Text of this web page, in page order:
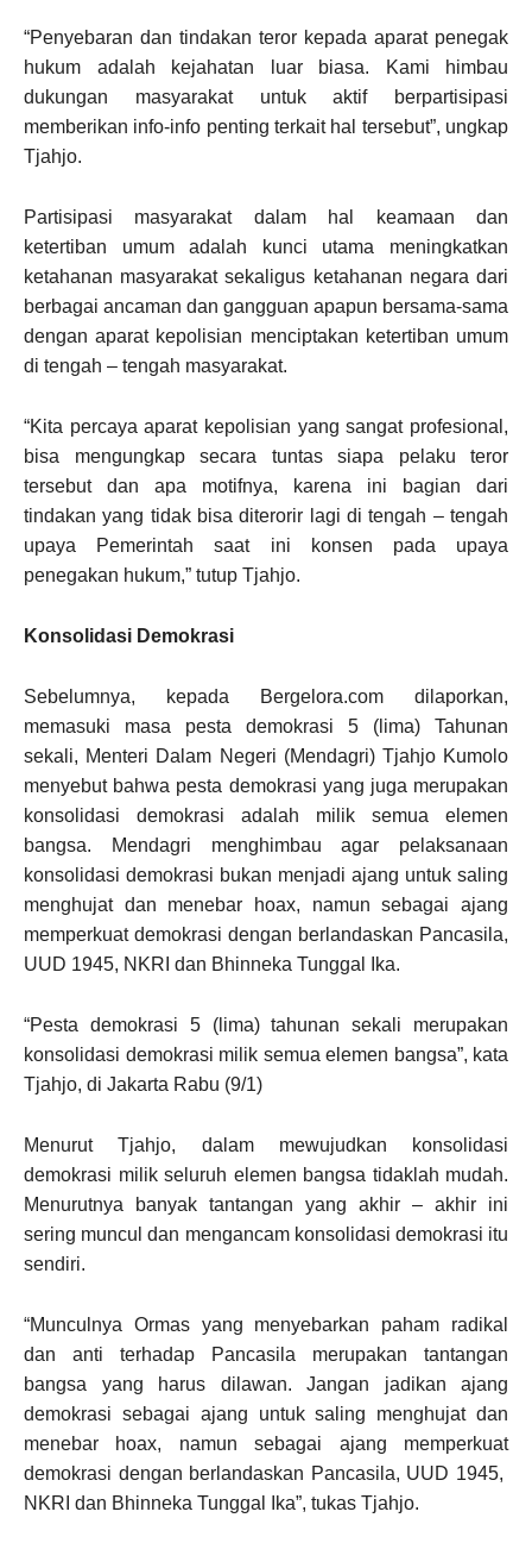
“Penyebaran dan tindakan teror kepada aparat penegak
hukum adalah kejahatan luar biasa. Kami himbau
dukungan masyarakat untuk aktif berpartisipasi
memberikan info-info penting terkait hal tersebut”, ungkap
Tjahjo.
Partisipasi masyarakat dalam hal keamaan dan
ketertiban umum adalah kunci utama meningkatkan
ketahanan masyarakat sekaligus ketahanan negara dari
berbagai ancaman dan gangguan apapun bersama-sama
dengan aparat kepolisian menciptakan ketertiban umum
di tengah – tengah masyarakat.
“Kita percaya aparat kepolisian yang sangat profesional,
bisa mengungkap secara tuntas siapa pelaku teror
tersebut dan apa motifnya, karena ini bagian dari
tindakan yang tidak bisa diterorir lagi di tengah – tengah
upaya Pemerintah saat ini konsen pada upaya
penegakan hukum,” tutup Tjahjo.
Konsolidasi Demokrasi
Sebelumnya, kepada Bergelora.com dilaporkan,
memasuki masa pesta demokrasi 5 (lima) Tahunan
sekali, Menteri Dalam Negeri (Mendagri) Tjahjo Kumolo
menyebut bahwa pesta demokrasi yang juga merupakan
konsolidasi demokrasi adalah milik semua elemen
bangsa. Mendagri menghimbau agar pelaksanaan
konsolidasi demokrasi bukan menjadi ajang untuk saling
menghujat dan menebar hoax, namun sebagai ajang
memperkuat demokrasi dengan berlandaskan Pancasila,
UUD 1945, NKRI dan Bhinneka Tunggal Ika.
“Pesta demokrasi 5 (lima) tahunan sekali merupakan
konsolidasi demokrasi milik semua elemen bangsa”, kata
Tjahjo, di Jakarta Rabu (9/1)
Menurut Tjahjo, dalam mewujudkan konsolidasi
demokrasi milik seluruh elemen bangsa tidaklah mudah.
Menurutnya banyak tantangan yang akhir – akhir ini
sering muncul dan mengancam konsolidasi demokrasi itu
sendiri.
“Munculnya Ormas yang menyebarkan paham radikal
dan anti terhadap Pancasila merupakan tantangan
bangsa yang harus dilawan. Jangan jadikan ajang
demokrasi sebagai ajang untuk saling menghujat dan
menebar hoax, namun sebagai ajang memperkuat
demokrasi dengan berlandaskan Pancasila, UUD 1945,
NKRI dan Bhinneka Tunggal Ika”, tukas Tjahjo.